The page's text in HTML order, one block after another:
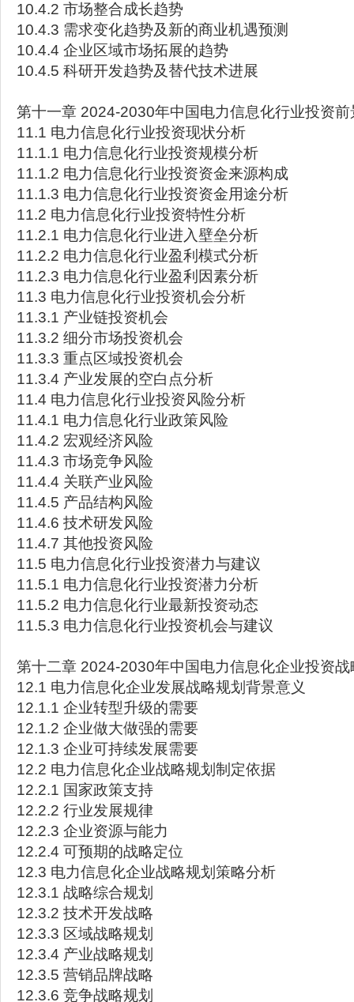
10.4.2 市场整合成长趋势
10.4.3 需求变化趋势及新的商业机遇预测
10.4.4 企业区域市场拓展的趋势
10.4.5 科研开发趋势及替代技术进展
第十一章 2024-2030年中国电力信息化行业投资前
11.1 电力信息化行业投资现状分析
11.1.1 电力信息化行业投资规模分析
11.1.2 电力信息化行业投资资金来源构成
11.1.3 电力信息化行业投资资金用途分析
11.2 电力信息化行业投资特性分析
11.2.1 电力信息化行业进入壁垒分析
11.2.2 电力信息化行业盈利模式分析
11.2.3 电力信息化行业盈利因素分析
11.3 电力信息化行业投资机会分析
11.3.1 产业链投资机会
11.3.2 细分市场投资机会
11.3.3 重点区域投资机会
11.3.4 产业发展的空白点分析
11.4 电力信息化行业投资风险分析
11.4.1 电力信息化行业政策风险
11.4.2 宏观经济风险
11.4.3 市场竞争风险
11.4.4 关联产业风险
11.4.5 产品结构风险
11.4.6 技术研发风险
11.4.7 其他投资风险
11.5 电力信息化行业投资潜力与建议
11.5.1 电力信息化行业投资潜力分析
11.5.2 电力信息化行业最新投资动态
11.5.3 电力信息化行业投资机会与建议
第十二章 2024-2030年中国电力信息化企业投资
12.1 电力信息化企业发展战略规划背景意义
12.1.1 企业转型升级的需要
12.1.2 企业做大做强的需要
12.1.3 企业可持续发展需要
12.2 电力信息化企业战略规划制定依据
12.2.1 国家政策支持
12.2.2 行业发展规律
12.2.3 企业资源与能力
12.2.4 可预期的战略定位
12.3 电力信息化企业战略规划策略分析
12.3.1 战略综合规划
12.3.2 技术开发战略
12.3.3 区域战略规划
12.3.4 产业战略规划
12.3.5 营销品牌战略
12.3.6 竞争战略规划